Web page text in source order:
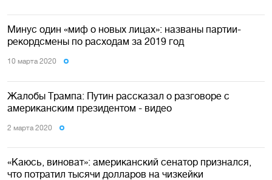
Минус один «миф о новых лицах»: названы партии-
рекордсмены по расходам за 2019 год
10 марта 2020
Жалобы Трампа: Путин рассказал о разговоре с
американским президентом - видео
2 марта 2020
«Каюсь, виноват»: американский сенатор признался,
что потратил тысячи долларов на чизкейки